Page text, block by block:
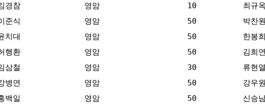
경참
영암 10 최규옥
준식
영암 50 박찬원
치대
영암 50 한봉희
행환
영암 50 김희연
삼철
영암 30 류현열
병연
영암 50 강우원
백일
영암 50 신승